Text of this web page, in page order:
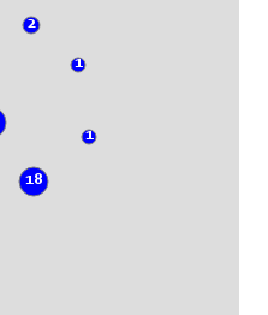
18
2
1
1